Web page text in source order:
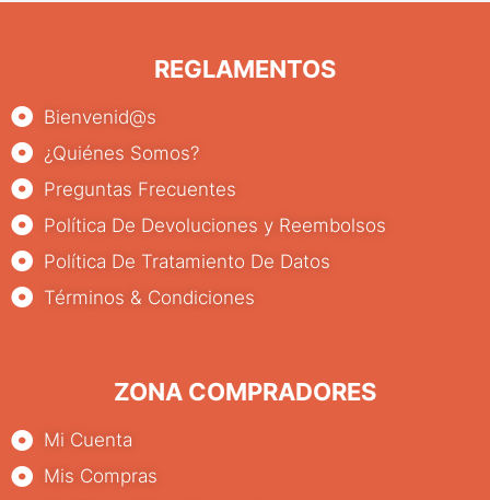
REGLAMENTOS
Bienvenid@s
¿Quiénes Somos?
Preguntas Frecuentes
Política De Devoluciones y Reembolsos
Política De Tratamiento De Datos
Términos & Condiciones
ZONA COMPRADORES
Mi Cuenta
Mis Compras